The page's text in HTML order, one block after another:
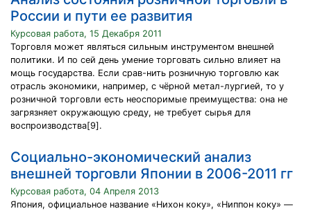
России и пути ее развития
Курсовая работа, 15 Декабря 2011
Торговля может являться сильным инструментом внешней
политики. И по сей день умение торговать сильно влияет на
мощь государства. Если срав-нить розничную торговлю как
отрасль экономики, например, с чёрной метал-лургией, то у
розничной торговли есть неоспоримые преимущества: она не
загрязняет окружающую среду, не требует сырья для
воспроизводства[9].
Социально-экономический анализ
внешней торговли Японии в 2006-2011 гг
Курсовая работа, 04 Апреля 2013
Япония, официальное название «Нихон коку», «Ниппон коку» —